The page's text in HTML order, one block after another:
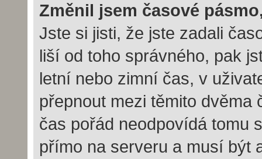
Změnil jsem časové
Jste si jisti, že jste zadali
liší od toho správného, pak
letní nebo zimní čas, v
přepnout mezi těmito
čas pořád neodpovídá tomu
přímo na serveru a musí být